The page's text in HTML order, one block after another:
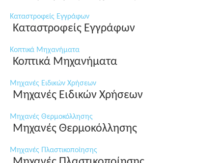
Καταστροφείς Εγγράφων
Καταστροφείς Εγγράφων
Κοπτικά Μηχανήματα
Κοπτικά Μηχανήματα
Μηχανές Ειδικών Χρήσεων
Μηχανές Ειδικών Χρήσεων
Μηχανές Θερμοκόλλησης
Μηχανές Θερμοκόλλησης
Μηχανές Πλαστικοποίησης